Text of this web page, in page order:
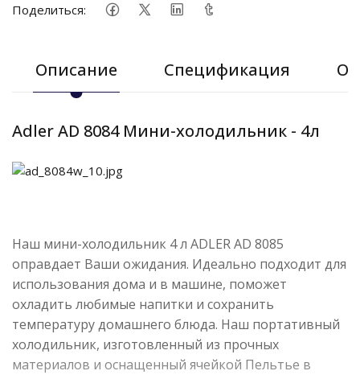
Поделиться:
Описание Спецификация
Adler AD 8084 Мини-холодильник - 4л
Наш мини-холодильник 4 л ADLER AD 8085
оправдает Ваши ожидания. Идеально подходит для
использования дома и в машине, поможет
охладить любимые напитки и сохранить
температуру домашнего блюда. Наш портативный
холодильник, изготовленный из прочных
материалов и оснащенный ячейкой Пельтье в